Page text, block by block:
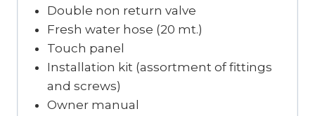
Double non return valve
Fresh water hose (20 mt.)
Touch panel
Installation kit (assortment of fittings
and screws)
Owner manual